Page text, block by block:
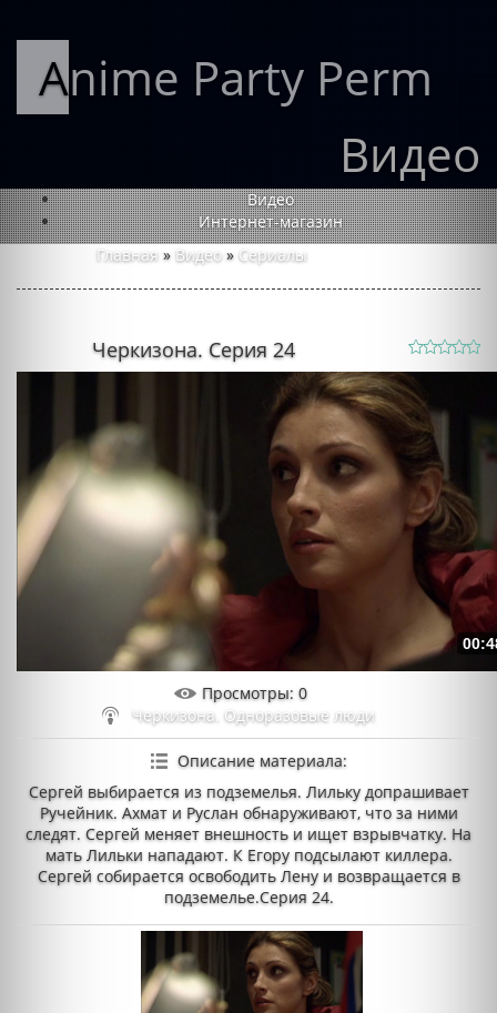
Anime Party Perm
Видео
Видео
Интернет-магазин
Главная » Видео » Сериалы
Черкизона. Серия 24
Просмотры: 0
Черкизона. Одноразовые люди
Описание материала:
Сергей выбирается из подземелья. Лильку допрашивает
Ручейник. Ахмат и Руслан обнаруживают, что за ними
следят. Сергей меняет внешность и ищет взрывчатку. На
мать Лильки нападают. К Егору подсылают киллера.
Сергей собирается освободить Лену и возвращается в
подземелье.Серия 24.